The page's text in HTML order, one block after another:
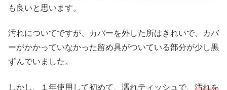
も良いと思います。
汚れについてですが、カバーを外した所はきれいで、カバ
ーがかかっていなかった留め具がついている部分が少し黒
ずんでいました。
しかし、１年使用して初めて、濡れティッシュで、 汚れを